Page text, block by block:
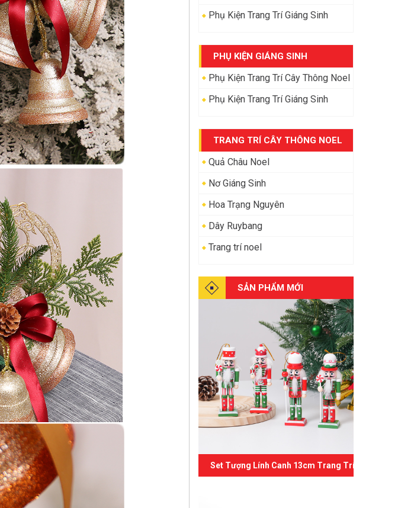
Phụ Kiện Trang Trí Giáng Sinh
PHỤ KIỆN GIÁNG SINH
Phụ Kiện Trang Trí Cây Thông Noel
Phụ Kiện Trang Trí Giáng Sinh
TRANG TRÍ CÂY THÔNG NOEL
Quả Châu Noel
Nơ Giáng Sinh
Hoa Trạng Nguyên
Dây Ruybang
Trang trí noel
SẢN PHẨM MỚI
Set Tượng Lính Canh 13cm Trang Trí Giáng Sinh 07